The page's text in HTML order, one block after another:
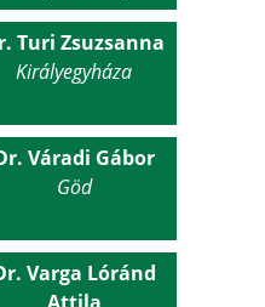
Turi Zsuzsanna
Királyegyháza
Váradi Gábor
Göd
Varga Lóránd
Attila